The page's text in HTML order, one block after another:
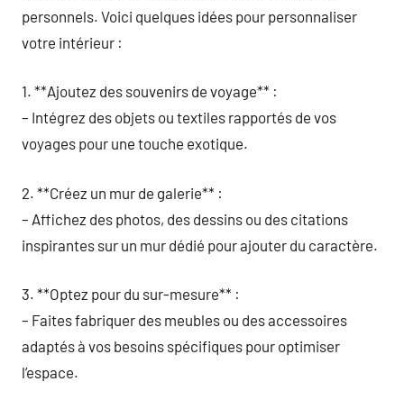
personnels. Voici quelques idées pour personnaliser
votre intérieur :
1. **Ajoutez des souvenirs de voyage** :
– Intégrez des objets ou textiles rapportés de vos
voyages pour une touche exotique.
2. **Créez un mur de galerie** :
– Affichez des photos, des dessins ou des citations
inspirantes sur un mur dédié pour ajouter du caractère.
3. **Optez pour du sur-mesure** :
– Faites fabriquer des meubles ou des accessoires
adaptés à vos besoins spécifiques pour optimiser
l’espace.